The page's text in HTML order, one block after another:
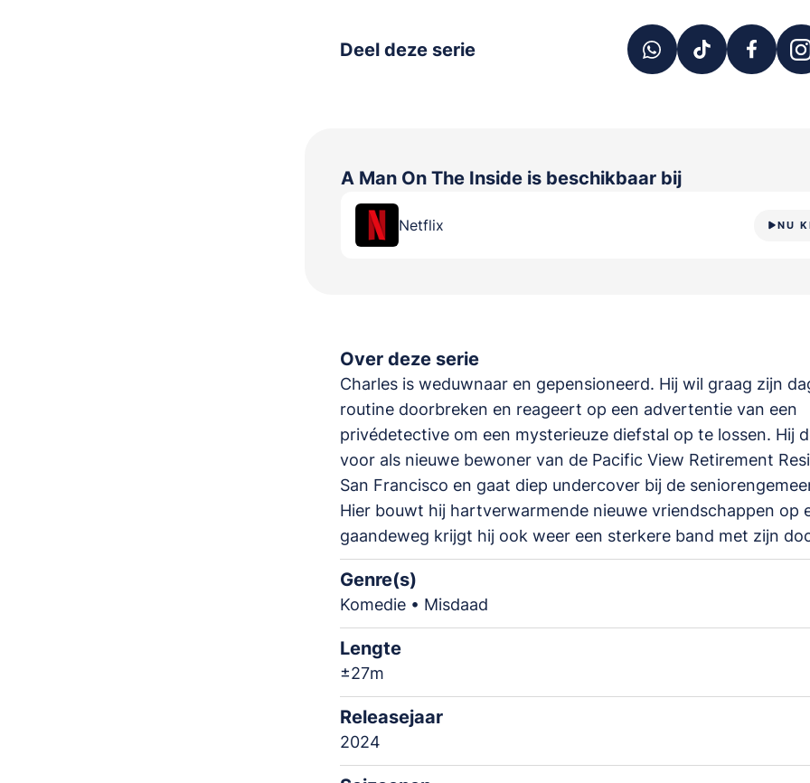
Deel deze serie
A Man On The Inside is beschikbaar bij
Netflix NU
Over deze serie
Charles is weduwnaar en gepensioneerd. Hij wil graag zijn
routine doorbreken en reageert op een advertentie van een
privédetective om een ​​mysterieuze diefstal op te lossen. Hij
voor als nieuwe bewoner van de Pacific View Retirement
San Francisco en gaat diep undercover bij de
Hier bouwt hij hartverwarmende nieuwe vriendschappen op
gaandeweg krijgt hij ook weer een sterkere band met zijn
Genre(s)
Komedie • Misdaad
Lengte
±27m
Releasejaar
2024